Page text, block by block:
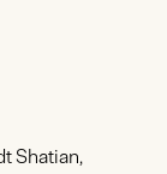
Shatian,